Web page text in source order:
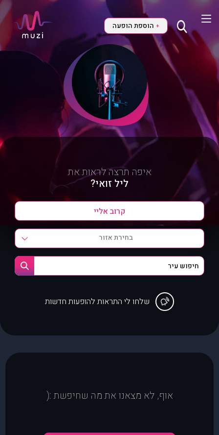
+ הוספת הופעה
איפה תרצה לראות את
ליל זואי?
בחירת אזור
שלחו לי התראות להופעות חדשות
אוף, לא מצאנו את מה שחיפשת :(